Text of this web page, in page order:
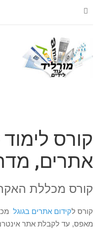
קורס לימוד
אתרים,
קורס מכללת
קורס לקידום אתרים בגוגל
מאפס, עד לקבלת אתר